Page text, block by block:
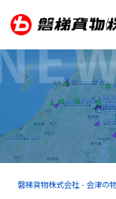
磐梯貨物株式会社 - 会津の